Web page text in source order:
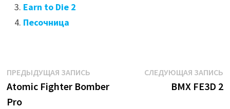
Earn to Die 2
Песочница
Навигация
по
ПРЕДЫДУЩАЯ ЗАПИСЬПредыдущая
запись:
Atomic Fighter Bomber
Pro
СЛЕДУЮЩАЯ ЗАПИСЬ
BMX FE3D 2